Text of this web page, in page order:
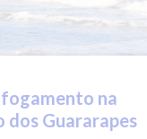
na
dos Guararapes